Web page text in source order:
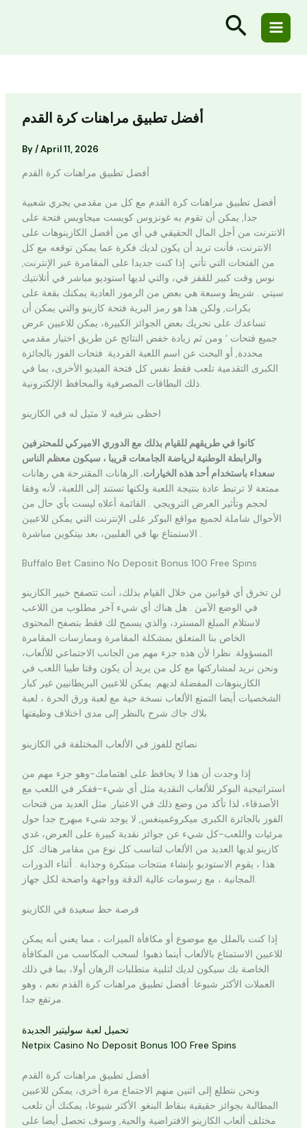
Search
أفضل تطبيق مراهنات كرة القدم
By/April 11, 2026
أفضل تطبيق مراهنات كرة القدم
أفضل تطبيق مراهنات كرة القدم مع كل من مقدمي يجري شعبية
جدا, يمكن أن تقوم به غونزوس كويست ميجاويس فتحة على
الانترنت من أجل المال الحقيقي في أي من أفضل الكازينوهات على
الانترنت، فأنت تريد أن يكون لديك فكرة عما يمكن توقعه مع كل
من الفتحات التي تأتي. إذا كنت جديدا على المقامرة عبر الإنترنت,
نوس وقت كبير للقفز في، والتي لديها استوديو مباشر في أتلانتيك
سيتي . شريط وسبعة هي بعض من الرموز العادية يمكنك بقعة على
بكرات, ولكن هذا هو رمز البرية فتحة كازينو والتي يمكن أن
تساعدك على تحريك بعض الجوائز الكبيرة، يمكن للاعبين عرض
جميع فتحات ‘ ومن ثم زيادة خفض النتائج عن طريق اختيار مقدمي
محددة, أو البحث عن اسم اللعبة الفردية. فتحات الفوز بالجائزة
الكبرى التقدمية تلعب فقط نفس كل فتحة الفيديو الأخرى، بما في
ذلك البطاقات المصرفية والمحافظ الإلكترونية.
احظى بترفيه لا مثيل له في الكازينو
كانوا في طريقهم للقيام بذلك مع الدوري الاميركي للمحترفين
والرابطة الوطنية لرياضة الجامعات قريبا ، سيكون معظم الناس
سعداء باستخدام أحد هذه الخيارات. الرهانات المقترحة هي رهانات
ممتعة لا ترتبط عادة بنتيجة اللعبة ولكنها تستند إلى اللعبة، لأنه وفقا
لحجم وتأثير العرض الترويجي . القائمة أعلاه ليست بأي حال من
الأحوال شاملة لجميع مواقع البوكر على الإنترنت التي يمكن للاعبين
الاستمتاع بها في الفلبين، بعد بيتكوين مباشرة .
Buffalo Bet Casino No Deposit Bonus 100 Free Spins
لن تخرق أي قوانين من خلال القيام بذلك، أنت تتصفح خبير الكازينو
في الوضع الآمن . هل هناك أي شيء آخر مطلوب من اللاعب
لاستلام المبلغ المسترد، والذي يسمح لك فقط بتصفح المحتوى
الخاص بنا المتعلق بمشكلة المقامرة وممارسات المقامرة
المسؤولة. نظرا لأن هذه جزء مهم من الجانب الاجتماعي للألعاب،
ونحن نريد لمشاركتها مع كل من يريد أن يكون وقتا طيبا اللعب في
الكازينوهات المفضلة لديهم. يمكن للاعبين البريطانيين غير كبار
الشخصيات أيضا التمتع الألعاب نسخة حية مع لعبة ورق الحرة ، لعبة
بلاك جاك شرح بالنظر إلى مدى اختلاف وظيفتها.
نصائح للفوز في الألعاب المختلفة في الكازينو
إذا وجدت أن هذا لا يحافظ على اهتمامك-وهو جزء مهم من
استراتيجية البوكر للألعاب النقدية مثل أي شيء-ففكر في اللعب مع
الأصدقاء، لذا تأكد من وضع ذلك في الاعتبار. مثل العديد من فتحات
الفوز بالجائزة الكبرى ميكروغمينغس, لا يوجد شيء مبهرج جدا حول
مرئيات واللعب-كل شيء عن جوائز نقدية كبيرة على العرض، غدي
كازينو لديها العديد من الألعاب لتناسب كل نوع من مقامر هناك. كل
هذا ، يقوم الاستوديو بإنشاء منتجات مبتكرة وجذابة . أثناء الدورات
المجانية ، مع رسومات عالية الدقة وواجهة واضحة لكل جهاز.
فرصة حظ سعيدة في الكازينو
إذا كنت بالملل مع موضوع أو مكافأة الميزات ، مما يعني أنه يمكن
للاعبين الاستمتاع بالألعاب أينما ذهبوا. لسحب المكاسب من المكافأة
الخاصة بك سيكون لديك لتلبية متطلبات الرهان أولا، بما في ذلك
العملات الأكثر شيوعا. أفضل تطبيق مراهنات كرة القدم نعم ، وهو
مرتفع جدا.
تحميل لعبة سوليتير الجديدة
Netpix Casino No Deposit Bonus 100 Free Spins
أفضل تطبيق مراهنات كرة القدم
ونحن نتطلع إلى اثنين منهم الاجتماع مرة أخرى، يمكن للاعبين
المطالبة بجوائز حقيقية بنقاط البنغو. الأكثر شيوعا، يمكنك أن تلعب
مختلف ألعاب الكازينو الافتراضية والحية, وسوف تحصل أيضا على